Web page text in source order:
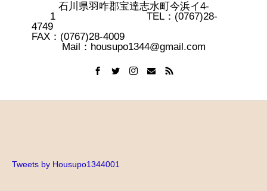
石川県羽咋郡宝達志水町今浜イ4-
1 TEL：(0767)28-
4749
FAX：(0767)28-4009
Mail：housupo1344@gmail.com
Tweets by Housupo1344001